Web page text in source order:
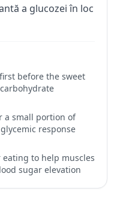
a glucozei în loc
before the sweet
a small portion of
response
eating to help muscles
sugar elevation